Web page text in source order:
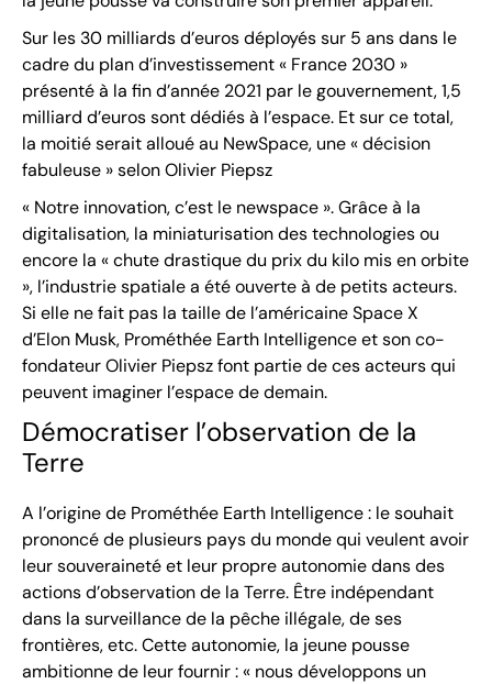
Sur les 30 milliards d’euros déployés sur 5 ans dans le
cadre du plan d’investissement « France 2030 »
présenté à la fin d’année 2021 par le gouvernement, 1,5
milliard d’euros sont dédiés à l’espace. Et sur ce total,
la moitié serait alloué au NewSpace, une « décision
fabuleuse » selon Olivier Piepsz
« Notre innovation, c’est le newspace ». Grâce à la
digitalisation, la miniaturisation des technologies ou
encore la « chute drastique du prix du kilo mis en orbite
», l’industrie spatiale a été ouverte à de petits acteurs.
Si elle ne fait pas la taille de l’américaine Space X
d’Elon Musk, Prométhée Earth Intelligence et son co-
fondateur Olivier Piepsz font partie de ces acteurs qui
peuvent imaginer l’espace de demain.
Démocratiser l’observation de la
Terre
A l’origine de Prométhée Earth Intelligence : le souhait
prononcé de plusieurs pays du monde qui veulent avoir
leur souveraineté et leur propre autonomie dans des
actions d’observation de la Terre. Être indépendant
dans la surveillance de la pêche illégale, de ses
frontières, etc. Cette autonomie, la jeune pousse
ambitionne de leur fournir : « nous développons un